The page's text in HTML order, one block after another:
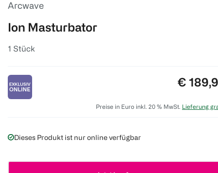
Arcwave
Ion Masturbator
1 Stück
Preis:
€
Preise in Euro inkl. 20 % MwSt. Lieferung
Dieses Produkt ist nur online verfügbar